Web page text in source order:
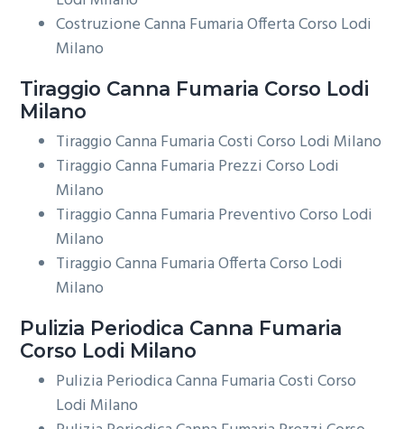
Costruzione Canna Fumaria Offerta Corso Lodi
Milano
Tiraggio Canna Fumaria Corso Lodi
Milano
Tiraggio Canna Fumaria Costi Corso Lodi Milano
Tiraggio Canna Fumaria Prezzi Corso Lodi
Milano
Tiraggio Canna Fumaria Preventivo Corso Lodi
Milano
Tiraggio Canna Fumaria Offerta Corso Lodi
Milano
Pulizia Periodica Canna Fumaria
Corso Lodi Milano
Pulizia Periodica Canna Fumaria Costi Corso
Lodi Milano